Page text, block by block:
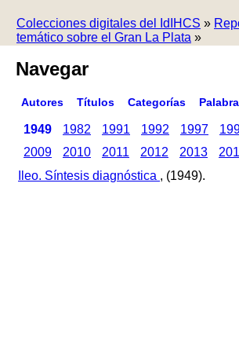
Colecciones digitales del IdIHCS »
temático sobre el Gran La Plata »
Navegar
Autores Títulos Categorías
1949 1982 1991 1992 1997
2009
2010 2011 2012 2013
Ileo. Síntesis diagnóstica , (1949).